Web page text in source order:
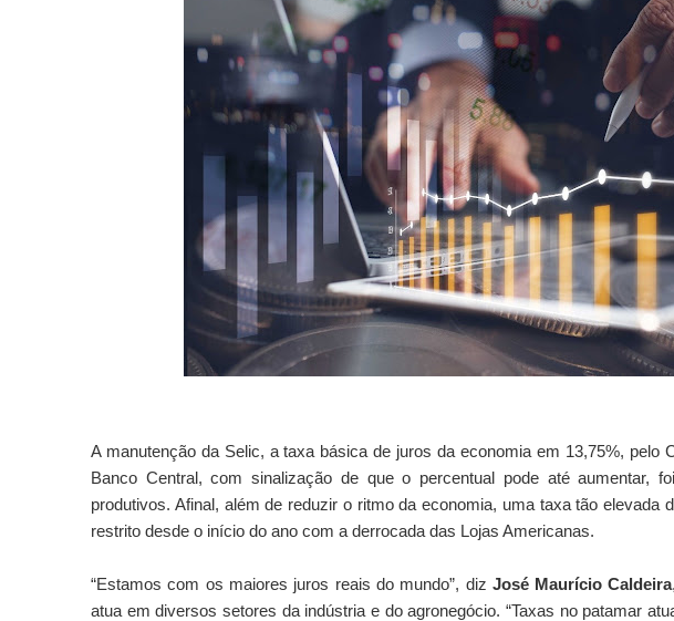
A manutenção da Selic, a taxa básica de juros da economia em 13,75%, pelo
Banco Central, com sinalização de que o percentual pode até aumentar,
produtivos. Afinal, além de reduzir o ritmo da economia, uma taxa tão elevada
restrito desde o início do ano com a derrocada das Lojas Americanas.
“Estamos com os maiores juros reais do mundo”, diz José Maurício Caldeira
atua em diversos setores da indústria e do agronegócio. “Taxas no patamar